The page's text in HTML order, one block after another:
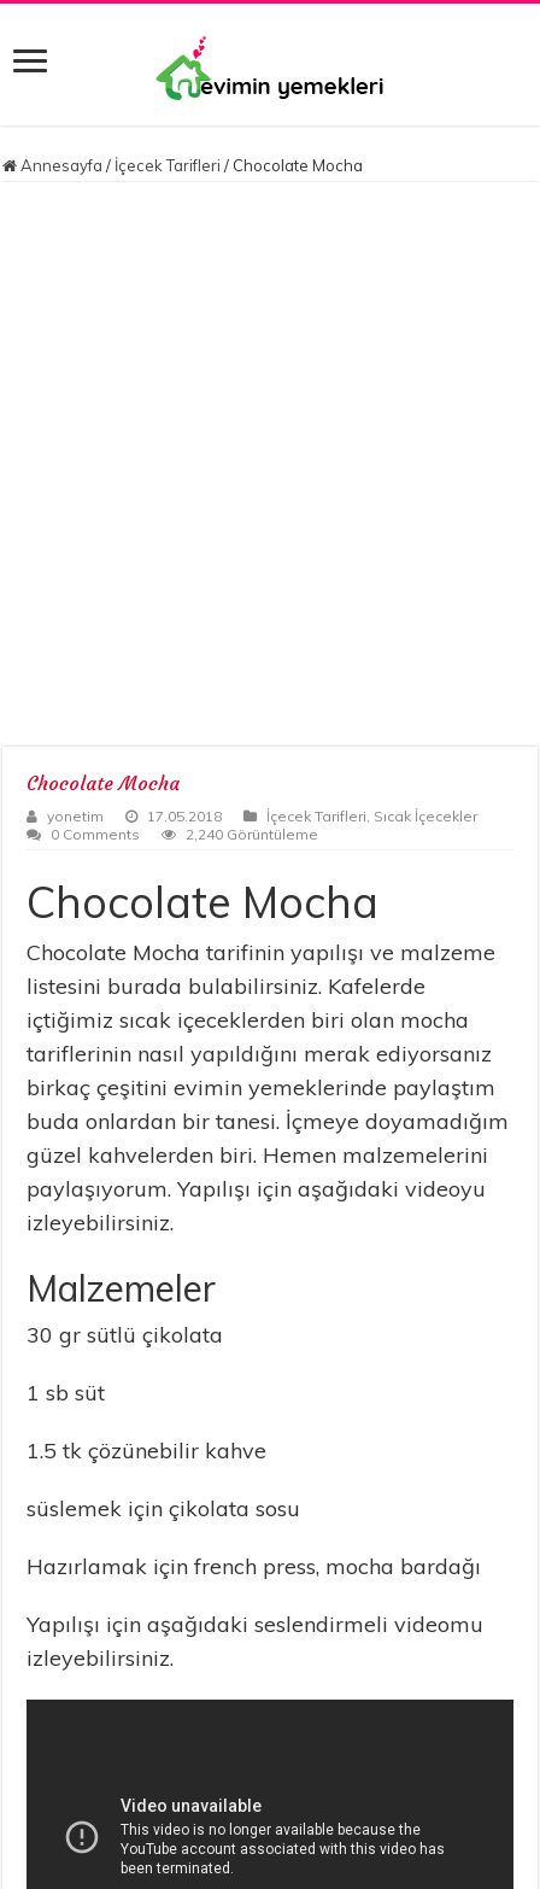
Annesayfa / İçecek Tarifleri / Chocolate Mocha
Chocolate Mocha
yonetim 17.05.2018 İçecek Tarifleri, Sıcak İçecekler
0 Comments
2,240 Görüntüleme
Chocolate Mocha
Chocolate Mocha tarifinin yapılışı ve malzeme
listesini burada bulabilirsiniz. Kafelerde
içtiğimiz sıcak içeceklerden biri olan mocha
tariflerinin nasıl yapıldığını merak ediyorsanız
birkaç çeşitini evimin yemeklerinde paylaştım
buda onlardan bir tanesi. İçmeye doyamadığım
güzel kahvelerden biri. Hemen malzemelerini
paylaşıyorum. Yapılışı için aşağıdaki videoyu
izleyebilirsiniz.
Malzemeler
30 gr sütlü çikolata
1 sb süt
1.5 tk çözünebilir kahve
süslemek için çikolata sosu
Hazırlamak için french press, mocha bardağı
Yapılışı için aşağıdaki seslendirmeli videomu
izleyebilirsiniz.